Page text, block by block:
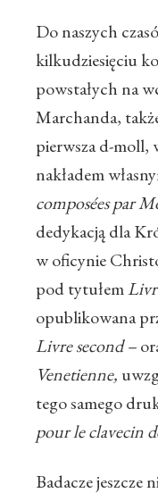
Do naszych
kilkudziesięciu
powstałych na
Marchanda,
pierwsza d-moll,
nakładem
composées par
dedykacją dla
w oficynie
pod tytułem
opublikowana
Livre second–
Venetienne,
tego samego
pour le clavecin
Badacze